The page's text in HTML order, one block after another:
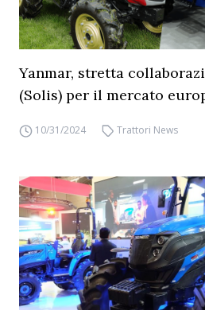
Yanmar, stretta
(Solis) per il mercato
10/31/2024 Trattori News